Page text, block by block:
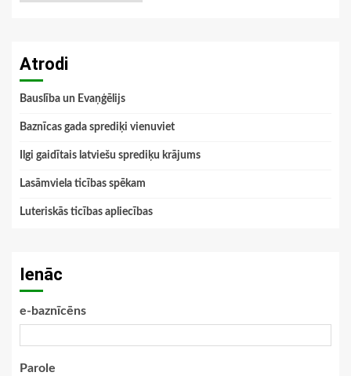
Atrodi
Bauslība un Evaņģēlijs
Baznīcas gada sprediķi vienuviet
Ilgi gaidītais latviešu sprediķu krājums
Lasāmviela ticības spēkam
Luteriskās ticības apliecības
Ienāc
e-baznīcēns
Parole